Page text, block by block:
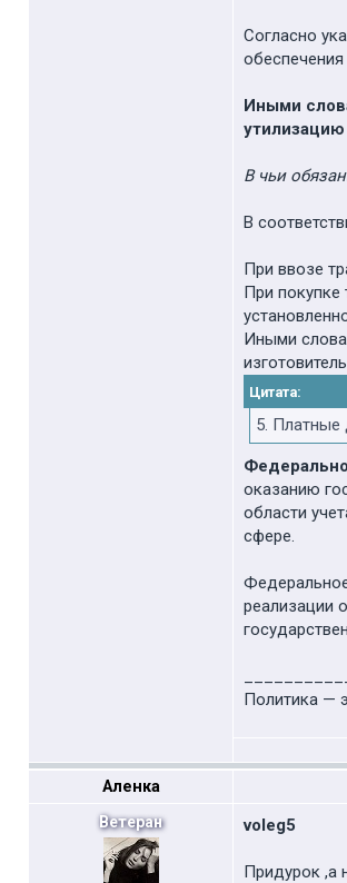
Согласно
Иными
В чьи
В
При ввозе
При покупке
Иными
Цитата:
5. Платные
оказанию
области
сфере.
реализации
Политика —
Аленка
Ветеран voleg5
Придурок ,а